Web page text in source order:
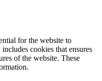
for the website to
cookies that ensures
of the website. These